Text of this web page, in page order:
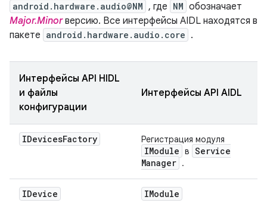
android.hardware.audio@NM , где NM обозначает
Major.Minorверсию. Все интерфейсы AIDL находятся в
пакете android.hardware.audio.core .
Интерфейсы API HIDL
и файлы
конфигурации
Интерфейсы API AIDL
IDevicesFactory Регистрация модуля
IModule в Service
Manager .
IDevice IModule